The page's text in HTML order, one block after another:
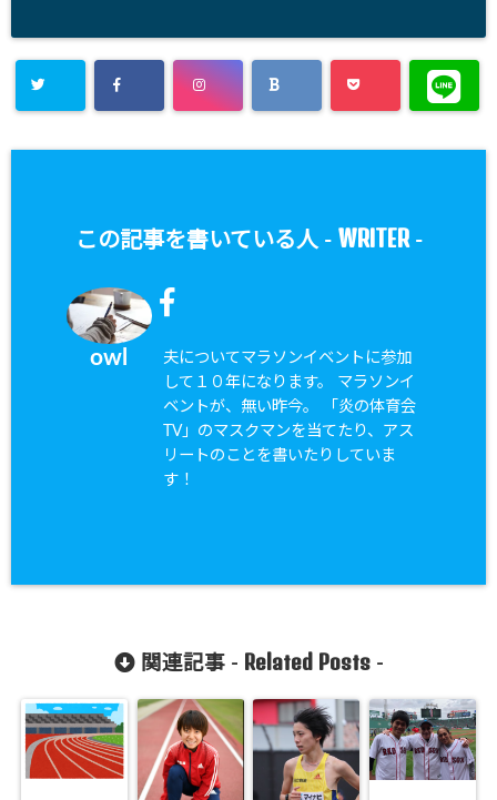
この記事を書いている人 - WRITER-
owl
夫についてマラソンイベントに参加
して１０年になります。 マラソンイ
ベントが、無い昨今。 「炎の体育会
TV」のマスクマンを当てたり、アス
リートのことを書いたりしていま
す！
関連記事 - Related Posts-